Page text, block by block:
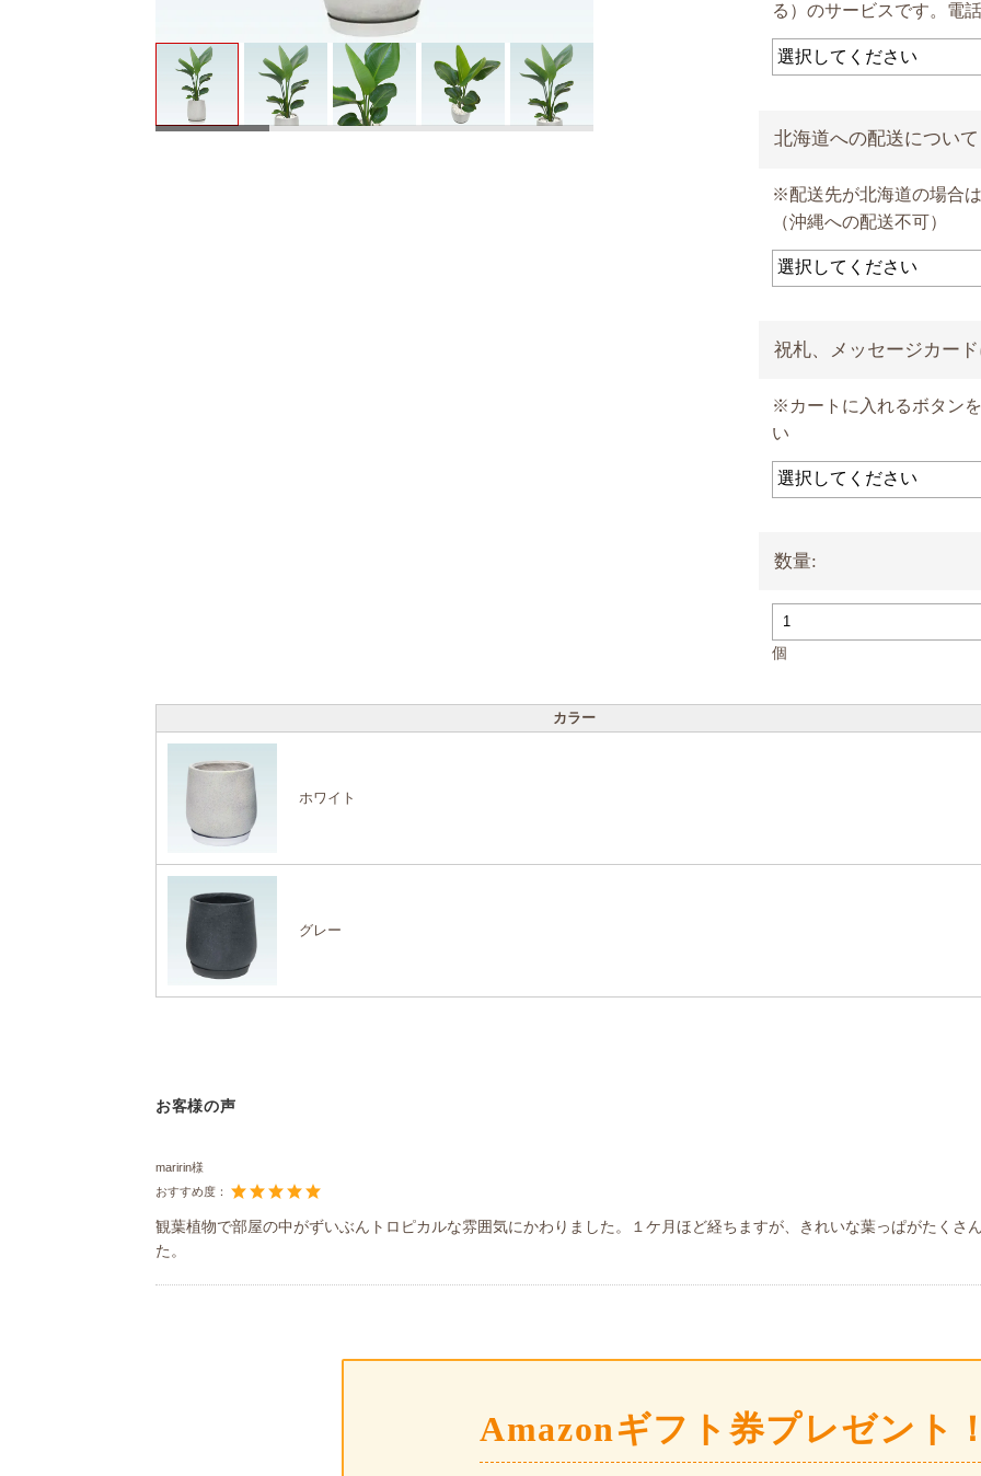
る）のサービスです。電
北海道への配送につい
※配送先が北海道の場合
（沖縄への配送不可）
祝札、メッセージカー
※カートに入れるボタン
い
数量:
個
カラー
ホワイト
グレー
お客様の声
maririn様
おすすめ度：
観葉植物で部屋の中がずいぶんトロピカルな雰囲気にかわりました。１ケ月ほど経ちますが、きれいな葉っぱがたくさ
た。
Amazonギフト券プレゼント